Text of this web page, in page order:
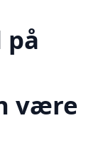
på
være